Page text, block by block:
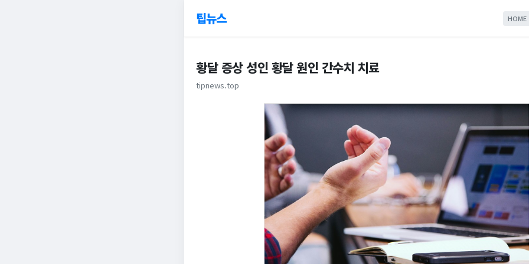
팁뉴스 HOME
황달 증상 성인 황달 원인 간수치 치료
tipnews.top